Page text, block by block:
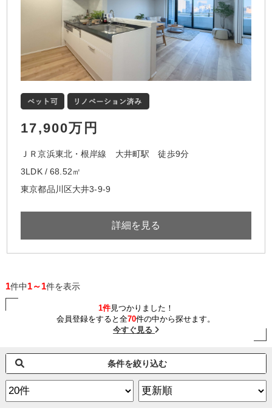
17,900万円
ＪＲ京浜東北・根岸線 大井町駅 徒歩9分
3LDK / 68.52㎡
東京都品川区大井3-9-9
詳細を見る
1件中1～1件を表示
1件見つかりました！
会員登録をすると全70件の中から探せます。
今すぐ見る
条件を絞り込む